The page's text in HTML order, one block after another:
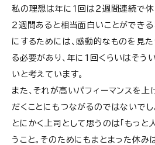
私の理想は年に１回は２週間連続で休
２週間あると相当面白いことができ
にするためには、感動的なものを見た
る必要があり、年に1回くらいはそう
いと考えています。
また、それが高いパフィーマンスを
だくことにもつながるのではないでし
とにかく上司として思うのは「もっと
うこと。そのためにもまとまった休み